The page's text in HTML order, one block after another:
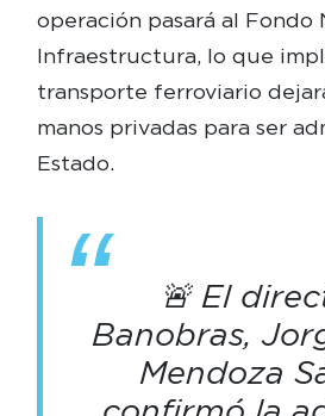
operación pasará al Fondo
Infraestructura, lo que
transporte ferroviario
manos privadas para ser
Estado.
🚨 El
Banobras,
Mendoza